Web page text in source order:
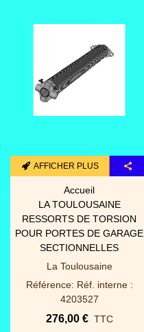
AFFICHER PLUS
Accueil
LA TOULOUSAINE
RESSORTS DE TORSION
POUR PORTES DE GARAGE
SECTIONNELLES
La Toulousaine
Référence: Réf. interne :
4203527
276,00 € TTC